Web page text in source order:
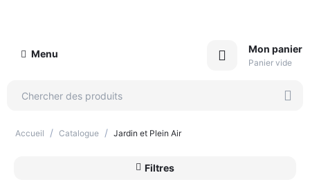
Menu Mon panier
Panier vide
Accueil / Catalogue / Jardin et Plein Air
Filtres